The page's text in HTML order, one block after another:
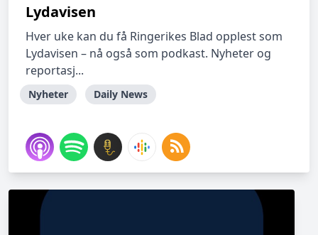
Lydavisen
Hver uke kan du få Ringerikes Blad opplest som
Lydavisen – nå også som podkast. Nyheter og
reportasj...
Nyheter Daily News